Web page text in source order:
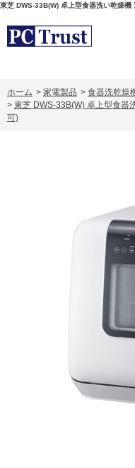
東芝 DWS-33B(W) 卓上型食器洗い乾燥機
ホーム > 家電製品 > 食器洗乾燥
> 東芝 DWS-33B(W) 卓上型食器
可)